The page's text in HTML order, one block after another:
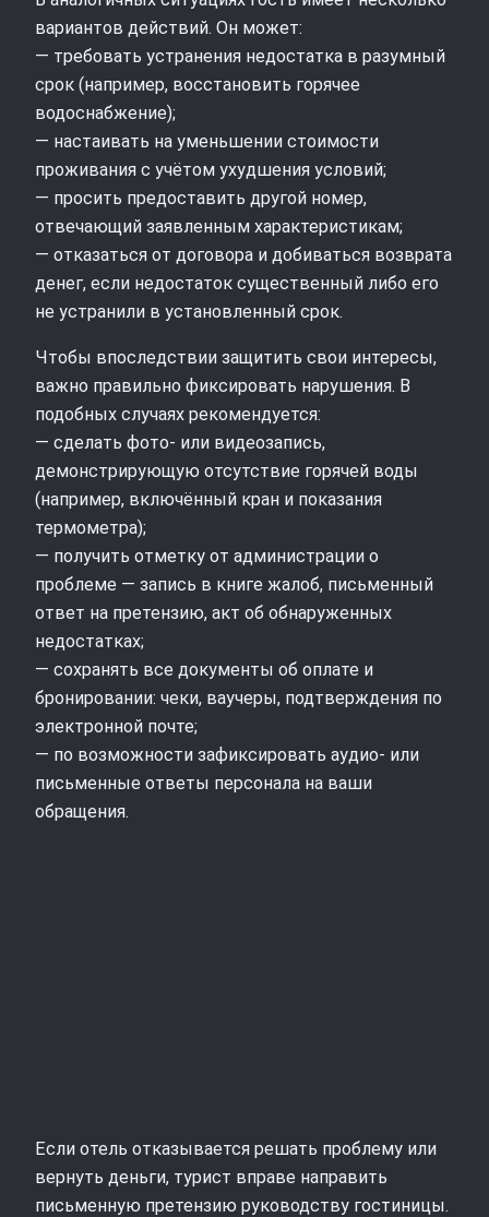
вариантов действий. Он может:
— требовать устранения недостатка в разумный
срок (например, восстановить горячее
водоснабжение);
— настаивать на уменьшении стоимости
проживания с учётом ухудшения условий;
— просить предоставить другой номер,
отвечающий заявленным характеристикам;
— отказаться от договора и добиваться возврата
денег, если недостаток существенный либо его
не устранили в установленный срок.
Чтобы впоследствии защитить свои интересы,
важно правильно фиксировать нарушения. В
подобных случаях рекомендуется:
— сделать фото- или видеозапись,
демонстрирующую отсутствие горячей воды
(например, включённый кран и показания
термометра);
— получить отметку от администрации о
проблеме — запись в книге жалоб, письменный
ответ на претензию, акт об обнаруженных
недостатках;
— сохранять все документы об оплате и
бронировании: чеки, ваучеры, подтверждения по
электронной почте;
— по возможности зафиксировать аудио- или
письменные ответы персонала на ваши
обращения.
Если отель отказывается решать проблему или
вернуть деньги, турист вправе направить
письменную претензию руководству гостиницы.